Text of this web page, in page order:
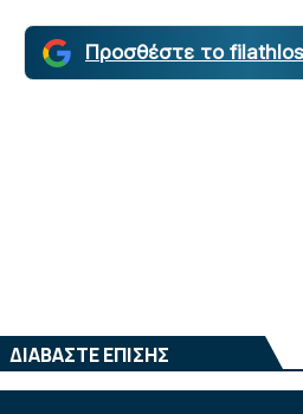
Προσθέστε το
ΔΙΑΒΑΣΤΕ ΕΠΙΣΗΣ